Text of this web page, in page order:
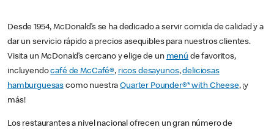
Desde 1954, McDonald’s se ha dedicado a servir comida de calidad y a
dar un servicio rápido a precios asequibles para nuestros clientes.
Visita un McDonald’s cercano y elige de un menú de favoritos,
incluyendocafé de McCafé®, ricos desayunos,deliciosas
hamburguesas como nuestraQuarter Pounder®* with Cheese, ¡y
más!
Los restaurantes a nivel nacional ofrecen un gran número de